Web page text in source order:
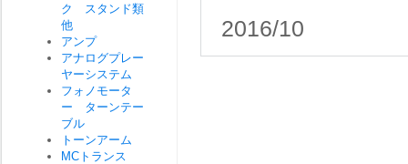
2016/10
ク スタンド類
他
アンプ
アナログプレー
ヤーシステム
フォノモータ
ー ターンテー
ブル
トーンアーム
MCトランス